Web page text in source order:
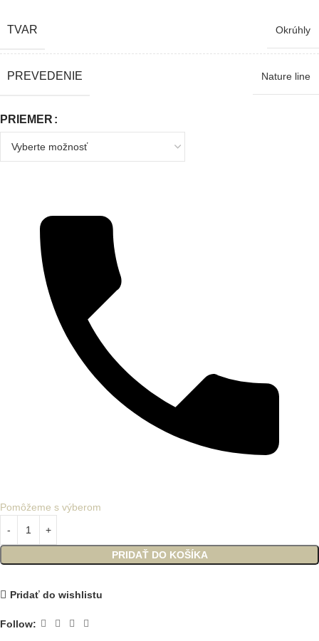
TVAR Okrúhly
PREVEDENIE Nature line
PRIEMER
PRIDAŤ DO KOŠÍKA
Pomôžeme s výberom
Pridať do wishlistu
Follow: